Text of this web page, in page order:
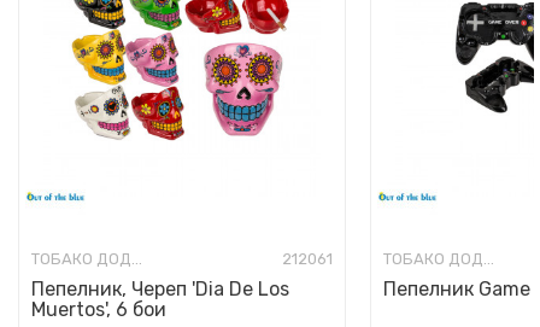
ТОБАКО ДОДАТОЦИ 212061
Пепелник, Череп 'Dia De Los
Muertos', 6 бои
ТОБАКО ДОДАТОЦИ
Пепелник Game